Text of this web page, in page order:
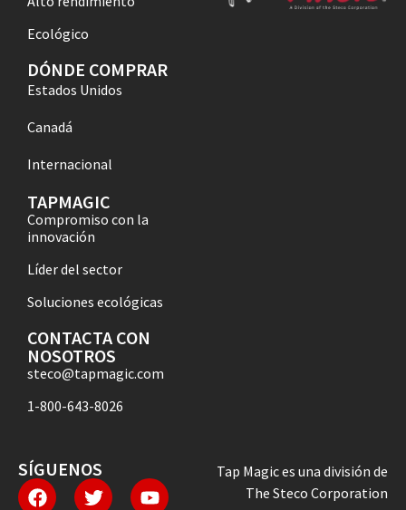
Ecológico
DÓNDE COMPRAR
Estados Unidos
Canadá
Internacional
TAPMAGIC
Compromiso con la
innovación
Líder del sector
Soluciones ecológicas
CONTACTA CON
NOSOTROS
steco@tapmagic.com
1-800-643-8026
SÍGUENOS
Tap Magic es una división de
The Steco Corporation